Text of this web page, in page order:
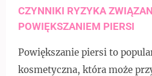
CZYNNIKI RYZYKA
POWIĘKSZANIEM PIERSI
Powiększanie piersi to
kosmetyczna, która może